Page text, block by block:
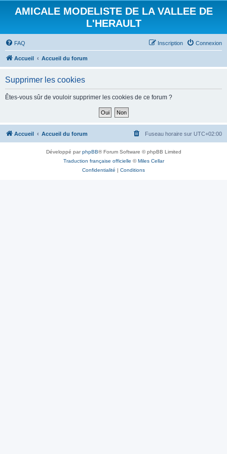
AMICALE MODELISTE DE LA VALLEE DE
L'HERAULT
FAQ Connexion
Inscription
Accueil Accueil du forum
Supprimer les cookies
Êtes-vous sûr de vouloir supprimer les cookies de ce forum ?
Accueil Accueil du forum Fuseau horaire sur UTC+02:00
Développé parphpBB® Forum Software © phpBB Limited
Traduction française officielle ©Miles Cellar
Confidentialité | Conditions